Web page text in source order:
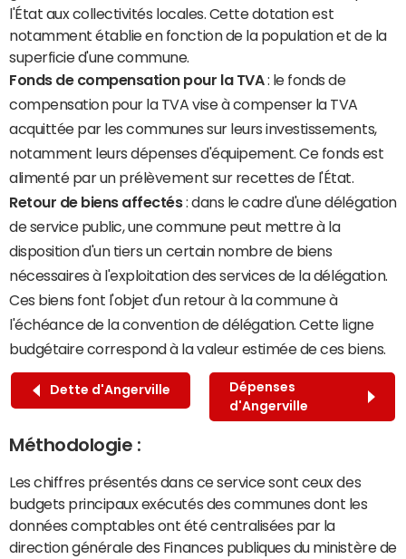
l'État aux collectivités locales. Cette dotation est
notamment établie en fonction de la population et de la
superficie d'une commune.
Fonds de compensation pour la TVA: le fonds de
compensation pour la TVA vise à compenser la TVA
acquittée par les communes sur leurs investissements,
notamment leurs dépenses d'équipement. Ce fonds est
alimenté par un prélèvement sur recettes de l'État.
Retour de biens affectés: dans le cadre d'une délégation
de service public, une commune peut mettre à la
disposition d'un tiers un certain nombre de biens
nécessaires à l'exploitation des services de la délégation.
Ces biens font l'objet d'un retour à la commune à
l'échéance de la convention de délégation. Cette ligne
budgétaire correspond à la valeur estimée de ces biens.
Dette d'Angerville
Dépenses
d'Angerville
Méthodologie :
Les chiffres présentés dans ce service sont ceux des
budgets principaux exécutés des communes dont les
données comptables ont été centralisées par la
direction générale des Finances publiques du ministère de